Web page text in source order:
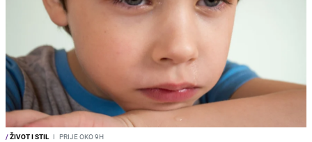
/ŽIVOT I STIL I PRIJE OKO 9H